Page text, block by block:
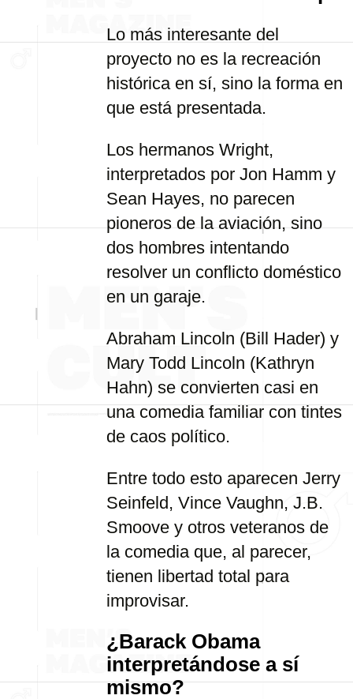
Lo más interesante del
proyecto no es la recreación
histórica en sí, sino la forma en
que está presentada.
Los hermanos Wright,
interpretados por Jon Hamm y
Sean Hayes, no parecen
pioneros de la aviación, sino
dos hombres intentando
resolver un conflicto doméstico
en un garaje.
Abraham Lincoln (Bill Hader) y
Mary Todd Lincoln (Kathryn
Hahn) se convierten casi en
una comedia familiar con tintes
de caos político.
Entre todo esto aparecen Jerry
Seinfeld, Vince Vaughn, J.B.
Smoove y otros veteranos de
la comedia que, al parecer,
tienen libertad total para
improvisar.
¿Barack Obama
interpretándose a sí
mismo?